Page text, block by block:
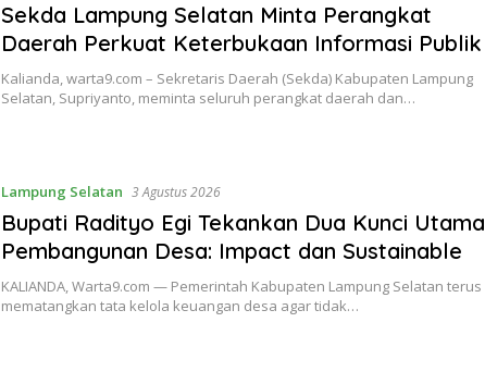
Sekda Lampung Selatan Minta Perangkat
Daerah Perkuat Keterbukaan Informasi Publik
Kalianda, warta9.com – Sekretaris Daerah (Sekda) Kabupaten Lampung
Selatan, Supriyanto, meminta seluruh perangkat daerah dan…
Lampung Selatan 3 Agustus 2026
Bupati Radityo Egi Tekankan Dua Kunci Utama
Pembangunan Desa: Impact dan Sustainable
KALIANDA, Warta9.com — Pemerintah Kabupaten Lampung Selatan terus
mematangkan tata kelola keuangan desa agar tidak…